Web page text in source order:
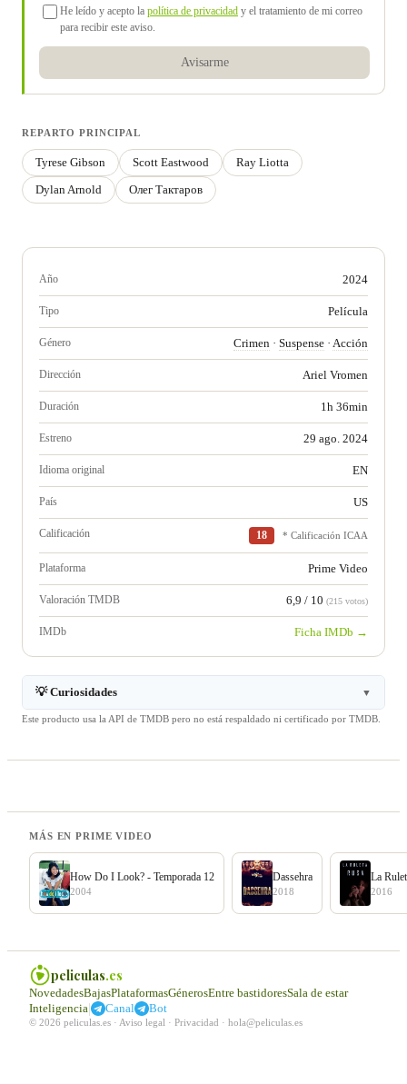
He leído y acepto la política de privacidad y el tratamiento de mi correo
para recibir este aviso.
Avisarme
REPARTO PRINCIPAL
Tyrese Gibson Scott Eastwood
Ray Liotta
Dylan Arnold
Олег Тактаров
Año 2024
Tipo Película
Género Crimen · Suspense · Acción
Dirección Ariel Vromen
Duración 1h 36min
Estreno 29 ago. 2024
Idioma original EN
País US
Calificación 18 * Calificación ICAA
Plataforma Prime Video
Valoración TMDB 6,9 / 10 (215 votos)
IMDb Ficha IMDb →
💡 Curiosidades ▼
Este producto usa la API de TMDB pero no está respaldado ni certificado por TMDB.
MÁS EN PRIME VIDEO
How Do I Look? - Temporada 12
2004
Dassehra
2018
La
2016
peliculas.es
NovedadesBajasPlataformasGénerosEntre bastidoresSala de estar
Inteligencia| Canal Bot
© 2026 peliculas.es · Aviso legal · Privacidad · hola@peliculas.es